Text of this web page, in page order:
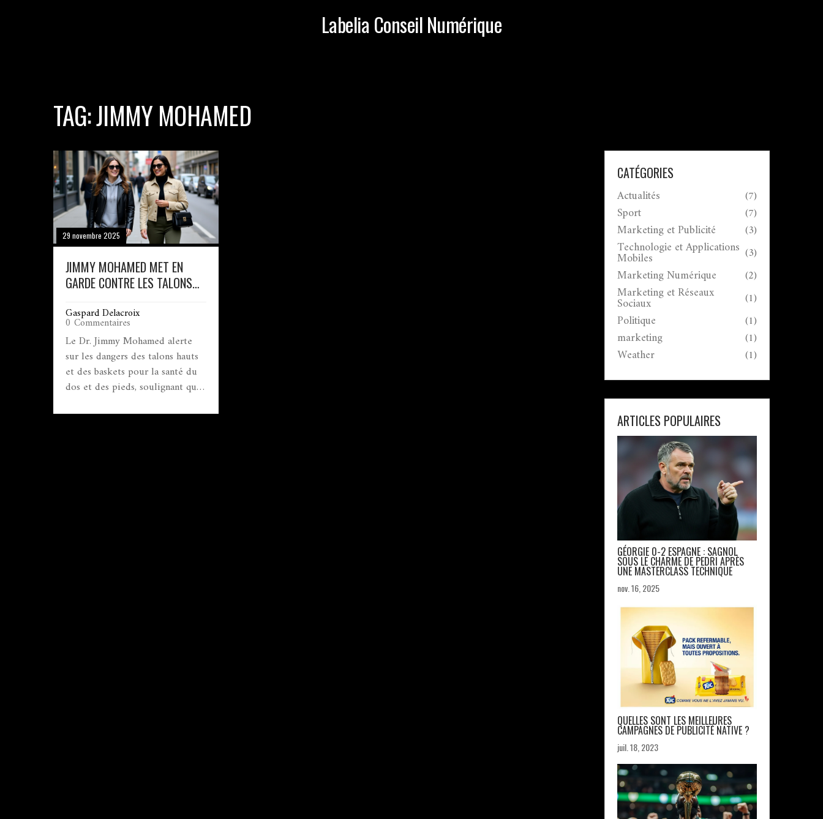
Labelia Conseil Numérique
TAG: JIMMY MOHAMED
29 novembre 2025
JIMMY MOHAMED MET EN
GARDE CONTRE LES TALONS
DANGER POUR LA SANTÉ
Gaspard Delacroix
0 Commentaires
Le Dr. Jimmy Mohamed alerte
sur les dangers des talons hauts
et des baskets pour la santé du
dos et des pieds, soulignant que
douleurs liées à leurs chaussures,
CATÉGORIES
Actualités (7)
Sport (7)
Marketing et Publicité (3)
Technologie et Applications
Mobiles (3)
Marketing Numérique (2)
Marketing et Réseaux
Sociaux (1)
Politique (1)
marketing (1)
Weather (1)
ARTICLES POPULAIRES
GÉORGIE 0-2 ESPAGNE : SAGNOL
SOUS LE CHARME DE PEDRI APRÈS
UNE MASTERCLASS TECHNIQUE
nov. 16, 2025
QUELLES SONT LES MEILLEURES
CAMPAGNES DE PUBLICITÉ NATIVE ?
juil. 18, 2023